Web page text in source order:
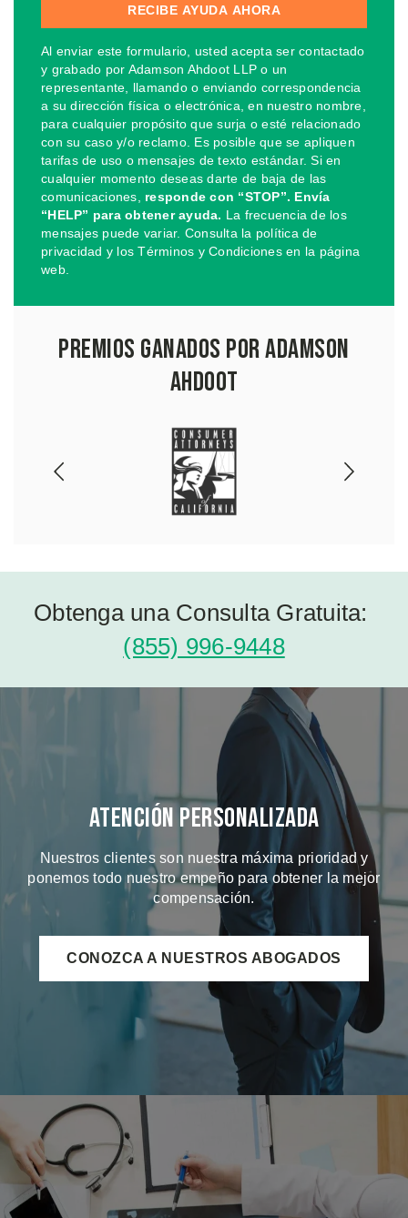
Al enviar este formulario, usted acepta ser contactado
y grabado por Adamson Ahdoot LLP o un
representante, llamando o enviando correspondencia
a su dirección física o electrónica, en nuestro nombre,
para cualquier propósito que surja o esté relacionado
con su caso y/o reclamo. Es posible que se apliquen
tarifas de uso o mensajes de texto estándar. Si en
cualquier momento deseas darte de baja de las
comunicaciones, responde con “STOP”. Envía
“HELP” para obtener ayuda. La frecuencia de los
mensajes puede variar. Consulta la política de
privacidad y los Términos y Condiciones en la página
web.
Premios Ganados por Adamson
Ahdoot
Obtenga una Consulta Gratuita:
(855) 996-9448
Atención Personalizada
Nuestros clientes son nuestra máxima prioridad y
ponemos todo nuestro empeño para obtener la mejor
compensación.
CONOZCA A NUESTROS ABOGADOS